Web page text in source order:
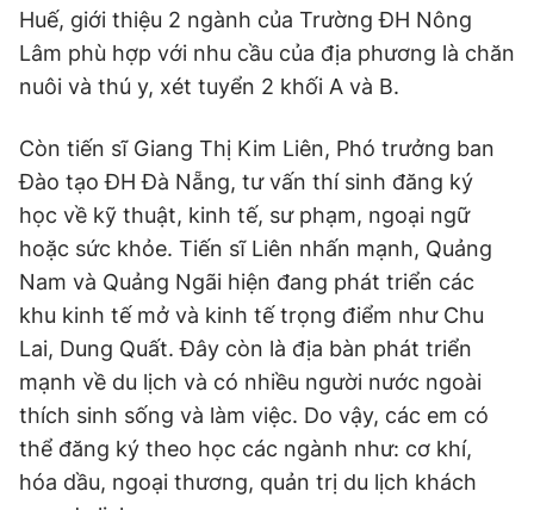
Huế, giới thiệu 2 ngành của Trường ĐH Nông
Lâm phù hợp với nhu cầu của địa phương là chăn
nuôi và thú y, xét tuyển 2 khối A và B.
Còn tiến sĩ Giang Thị Kim Liên, Phó trưởng ban
Đào tạo ĐH Đà Nẵng, tư vấn thí sinh đăng ký
học về kỹ thuật, kinh tế, sư phạm, ngoại ngữ
hoặc sức khỏe. Tiến sĩ Liên nhấn mạnh, Quảng
Nam và Quảng Ngãi hiện đang phát triển các
khu kinh tế mở và kinh tế trọng điểm như Chu
Lai, Dung Quất. Đây còn là địa bàn phát triển
mạnh về du lịch và có nhiều người nước ngoài
thích sinh sống và làm việc. Do vậy, các em có
thể đăng ký theo học các ngành như: cơ khí,
hóa dầu, ngoại thương, quản trị du lịch khách